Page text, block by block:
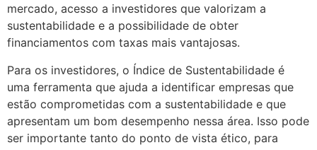
mercado, acesso a investidores que valorizam a
sustentabilidade e a possibilidade de obter
financiamentos com taxas mais vantajosas.
Para os investidores, o Índice de Sustentabilidade é
uma ferramenta que ajuda a identificar empresas que
estão comprometidas com a sustentabilidade e que
apresentam um bom desempenho nessa área. Isso pode
ser importante tanto do ponto de vista ético, para